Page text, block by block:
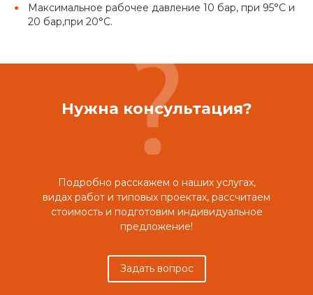
Максимальное рабочее давление 10 бар, при 95°С и
20 бар,при 20°С.
Нужна консультация?
Подробно расскажем о наших услугах,
видах работ и типовых проектах, рассчитаем
стоимость и подготовим индивидуальное
предложение!
Задать вопрос